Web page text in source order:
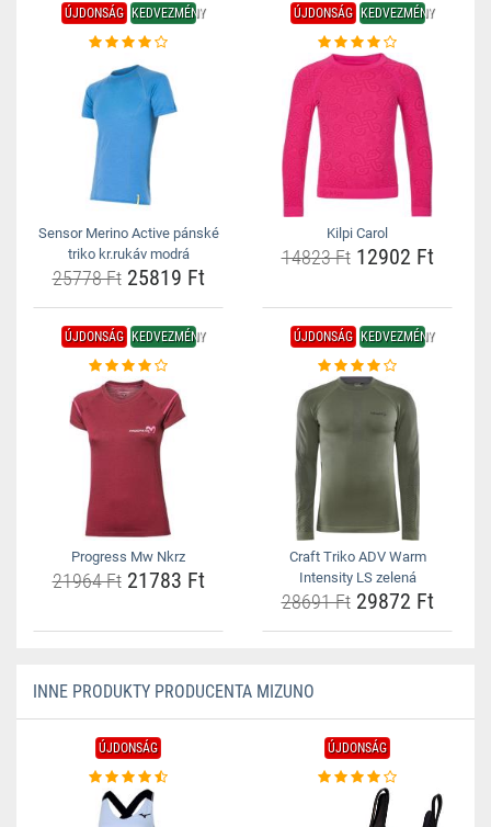
ÚJDONSÁG KEDVEZMÉNY
Sensor Merino Active pánské
triko kr.rukáv modrá
25778 Ft25819 Ft
ÚJDONSÁG KEDVEZMÉNY
Kilpi Carol
14823 Ft12902 Ft
ÚJDONSÁG KEDVEZMÉNY
Progress Mw Nkrz
21964 Ft21783 Ft
ÚJDONSÁG KEDVEZMÉNY
Craft Triko ADV Warm
Intensity LS zelená
28691 Ft29872 Ft
INNE PRODUKTY PRODUCENTA MIZUNO
ÚJDONSÁG ÚJDONSÁG